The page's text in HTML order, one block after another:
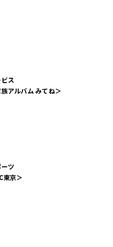
ス
アルバム みてね＞
ツ
東京＞